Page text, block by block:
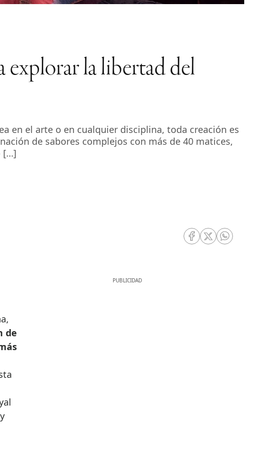
explorar la libertad del
en el arte o en cualquier disciplina, toda creación es
de sabores complejos con más de 40 matices,
[…]
RRSS Facebook
RRSS Twitter
RRSS
de